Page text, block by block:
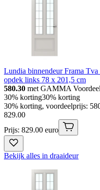
Lundia binnendeur Frama
opdek links 78 x 201,5 cm
580.30 met GAMMA
30% korting30% korting
30% korting, voordeelprijs:
829.00
Prijs: 829.00 euro
Bekijk alles in draaideur